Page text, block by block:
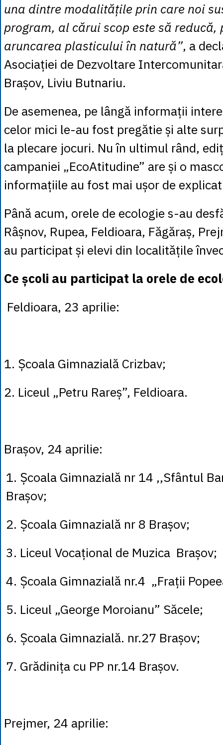
una dintre modalitățile prin care noi
program, al cărui scop este să reducă,
aruncarea plasticului în natură”, a
Asociației de Dezvoltare
Brașov, Liviu Butnariu.
De asemenea, pe lângă informații
celor mici le-au fost pregătie și alte
la plecare jocuri. Nu în ultimul rând,
campaniei „EcoAtitudine” are și o
informațiile au fost mai ușor de
Până acum, orele de ecologie s-au
Râșnov, Rupea, Feldioara, Făgăraș,
au participat și elevi din localitățile
Ce școli au participat la orele de
Feldioara, 23 aprilie:
1. Școala Gimnazială Crizbav;
2. Liceul „Petru Rareș”, Feldioara.
Brașov, 24 aprilie:
1. Școala Gimnazială nr 14 ,,Sfântul
Brașov;
2. Școala Gimnazială nr 8 Brașov;
3. Liceul Vocațional de Muzica Brașov;
4. Școala Gimnazială nr.4 „Frații
5. Liceul „George Moroianu” Săcele;
6. Școala Gimnazială. nr.27 Brașov;
7. Grădinița cu PP nr.14 Brașov.
Prejmer, 24 aprilie: